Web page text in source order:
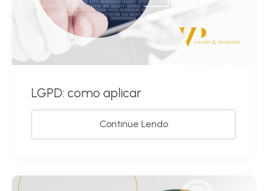
LGPD: como aplicar
Continue Lendo